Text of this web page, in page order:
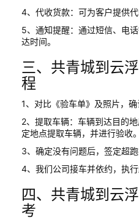
4、代收货款：可为客户提供
5、通知提醒：通过短信、电
达时间。
三、共青城到云
程
1、对比《验车单》及照片，确
2、提取车辆：车辆到达目的
定地点提取车辆，并进行验收。
3、确定没有问题后，签定超跑
4、我们公司接车并依约，执行
四、共青城到云
考